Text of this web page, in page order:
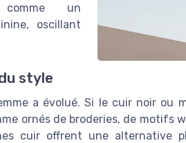
un
oscillant
style
a évolué. Si le cuir noir ou
ornés de broderies, de motifs
cuir offrent une alternative